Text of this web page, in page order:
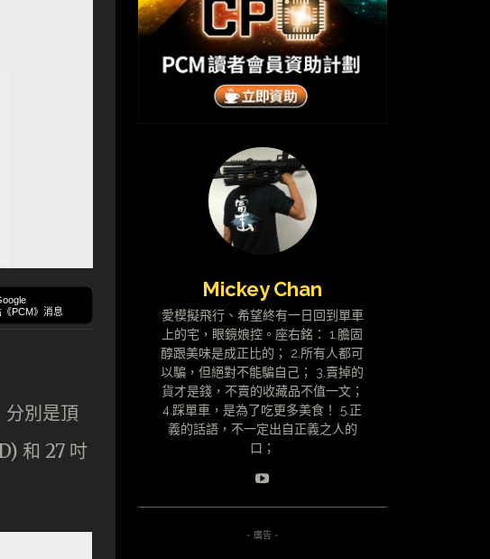
《PCM》消息
別是頂
和 27 吋
Mickey Chan
愛模擬飛行、希望終有一日回到單車
上的宅，眼鏡娘控。座右銘： 1.膽固
醇跟美味是成正比的； 2.所有人都可
以騙，但絕對不能騙自己； 3.賣掉的
貨才是錢，不賣的收藏品不值一文；
4.踩單車，是為了吃更多美食！ 5.正
義的話語，不一定出自正義之人的
口；
- 廣告 -